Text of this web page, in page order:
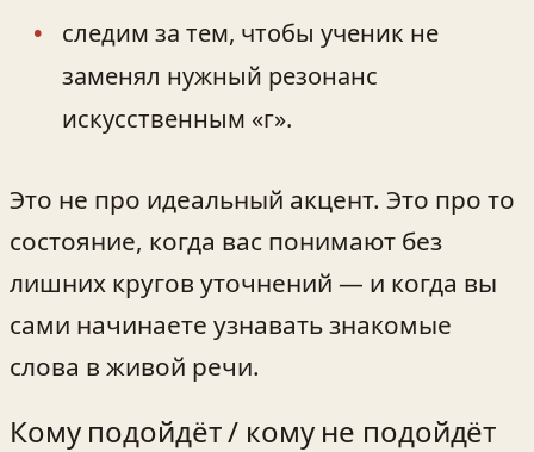
следим за тем, чтобы ученик не
заменял нужный резонанс
искусственным «г».
Это не про идеальный акцент. Это про то
состояние, когда вас понимают без
лишних кругов уточнений — и когда вы
сами начинаете узнавать знакомые
слова в живой речи.
Кому подойдёт / кому не подойдёт